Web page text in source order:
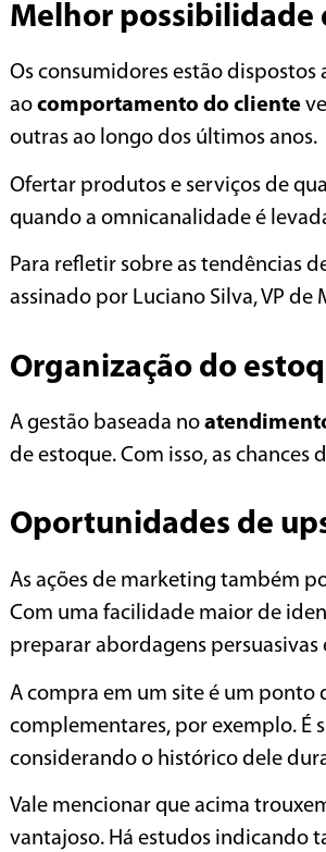
Melhor possibilidade
Os consumidores estão
ao comportamento do cliente
outras ao longo dos últimos anos.
Ofertar produtos e serviços de
quando a omnicanalidade é
Para refletir sobre as tendências
assinado por Luciano Silva, VP de
Organização do
A gestão baseada no
de estoque. Com isso, as
Oportunidades de
As ações de marketing também
Com uma facilidade maior de
preparar abordagens persuasivas
A compra em um site é um ponto
complementares, por exemplo. É
considerando o histórico dele
Vale mencionar que acima
vantajoso. Há estudos indicando